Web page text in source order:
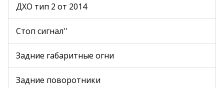
ДХО тип 2 от 2014
Стоп сигнал''
Задние габаритные огни
Задние поворотники